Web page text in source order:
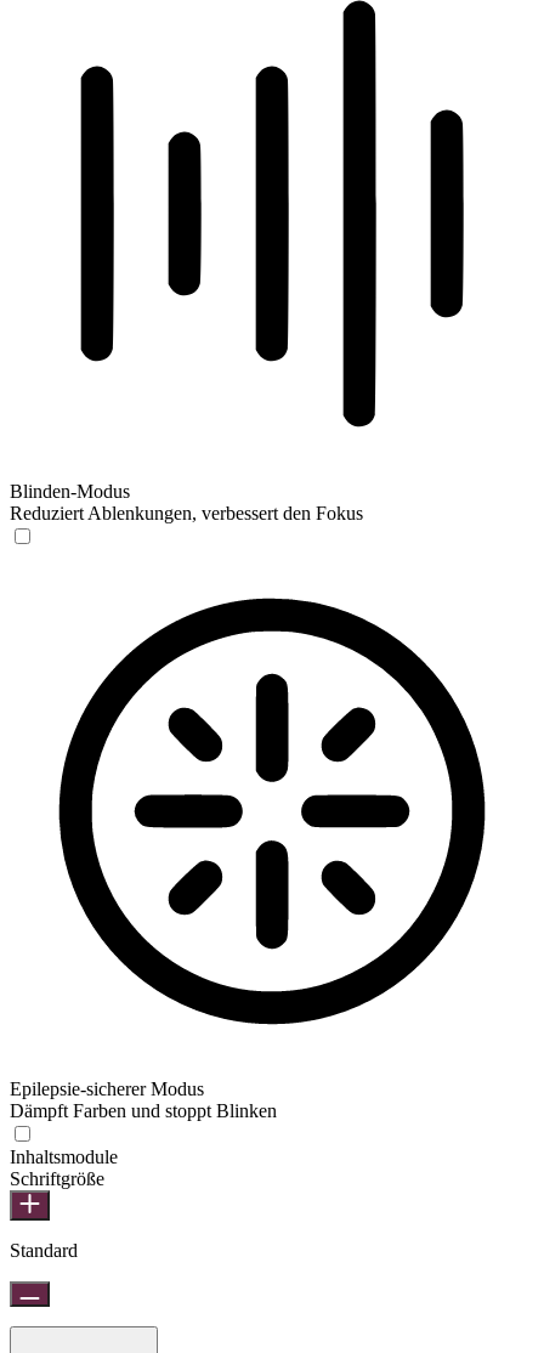
Blinden-Modus
Reduziert Ablenkungen, verbessert den Fokus
Epilepsie-sicherer Modus
Dämpft Farben und stoppt Blinken
Inhaltsmodule
Schriftgröße
Standard